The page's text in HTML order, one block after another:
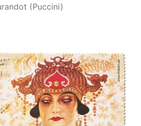
(Puccini)